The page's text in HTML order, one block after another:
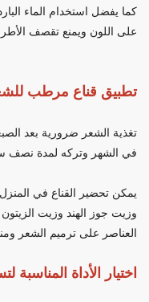
كما يفضل استخدام الماء
على اللون ويمنع تقصف
تطبيق قناع مرطب
تغذية الشعر ضرورية بعد
في الشهر وتركه لمدة نصف
يمكن تحضير القناع في
وزيت جوز الهند وزيت
العناصر على ترميم الشعر
اختيار الأداة المناسبة